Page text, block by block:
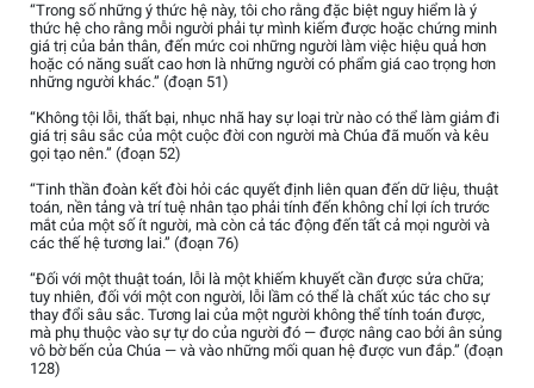
“Trong số những ý thức hệ này, tôi cho rằng đặc biệt nguy hiểm là ý
thức hệ cho rằng mỗi người phải tự mình kiếm được hoặc chứng minh
giá trị của bản thân, đến mức coi những người làm việc hiệu quả hơn
hoặc có năng suất cao hơn là những người có phẩm giá cao trọng hơn
những người khác.” (đoạn 51)
“Không tội lỗi, thất bại, nhục nhã hay sự loại trừ nào có thể làm giảm đi
giá trị sâu sắc của một cuộc đời con người mà Chúa đã muốn và kêu
gọi tạo nên.” (đoạn 52)
“Tinh thần đoàn kết đòi hỏi các quyết định liên quan đến dữ liệu, thuật
toán, nền tảng và trí tuệ nhân tạo phải tính đến không chỉ lợi ích trước
mắt của một số ít người, mà còn cả tác động đến tất cả mọi người và
các thế hệ tương lai.” (đoạn 76)
“Đối với một thuật toán, lỗi là một khiếm khuyết cần được sửa chữa;
tuy nhiên, đối với một con người, lỗi lầm có thể là chất xúc tác cho sự
thay đổi sâu sắc. Tương lai của một người không thể tính toán được,
mà phụ thuộc vào sự tự do của người đó — được nâng cao bởi ân sủng
vô bờ bến của Chúa — và vào những mối quan hệ được vun đắp.” (đoạn
128)